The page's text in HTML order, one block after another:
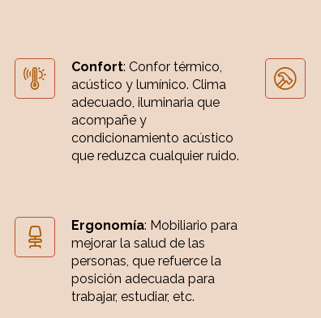
Confort: Confor térmico,
acústico y lumínico. Clima
adecuado, iluminaria que
acompañe y
condicionamiento acústico
que reduzca cualquier ruido.
Ergonomía: Mobiliario para
mejorar la salud de las
personas, que refuerce la
posición adecuada para
trabajar, estudiar, etc.